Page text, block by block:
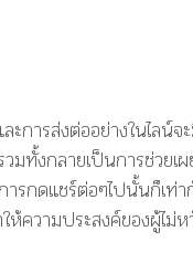
การส่งต่ออย่างในไลน์จ
ทั้งกลายเป็นการช่วยเ
ารกดแชร์ต่อๆไปนั้นก็เท่
ห้ความประสงค์ของผู้ไม่